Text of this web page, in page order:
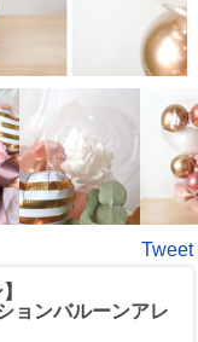
Tweet
ンバルーンアレ